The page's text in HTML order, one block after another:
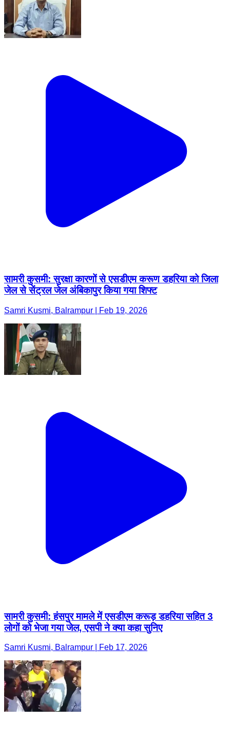
सामरी कुसमी: सुरक्षा कारणों से एसडीएम करूण डहरिया को जिला
जेल से सेंट्रल जेल अंबिकापुर किया गया शिफ्ट
Samri Kusmi, Balrampur | Feb 19, 2026
सामरी कुसमी: हंसपुर मामले में एसडीएम करूड़ डहरिया सहित 3
लोगों को भेजा गया जेल, एसपी ने क्या कहा सुनिए
Samri Kusmi, Balrampur | Feb 17, 2026